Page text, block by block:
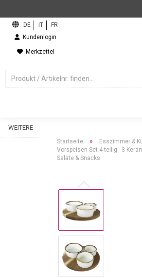
Kundenlogin
Merkzettel
WEITERE
Startseite » Esszimmer &
Vorspeisen Set 4-teilig - 3
Salate & Snacks